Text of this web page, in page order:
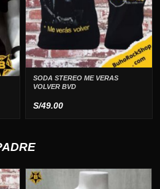
SODA STEREO ME VERAS
VOLVER BVD
S/49.00